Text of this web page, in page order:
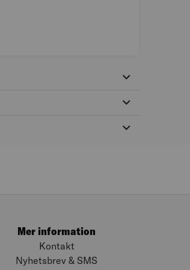
Mer information
Kontakt
Nyhetsbrev & SMS